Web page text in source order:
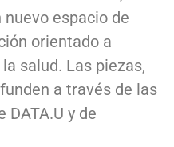
espacio de
orientado a
salud. Las piezas,
a través de las
y de